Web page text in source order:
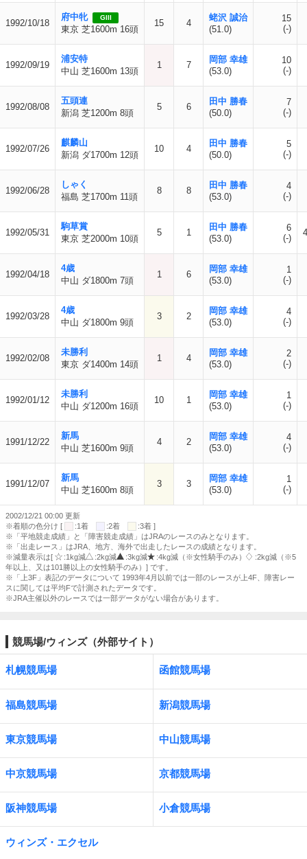
1992/10/18
府中牝 GIII
東京 芝1600m 16頭
15 4
蛯沢 誠治
(51.0)
15
(-)
1992/09/19
浦安特
中山 芝1600m 13頭
1 7
岡部 幸雄
(53.0)
10
(-)
1992/08/08
五頭連
新潟 芝1200m 8頭
5 6
田中 勝春
(50.0)
7
(-)
1992/07/26
麒麟山
新潟 ダ1700m 12頭
10 4
田中 勝春
(50.0)
5
(-)
1992/06/28
しゃく
福島 芝1700m 11頭
8 8
田中 勝春
(53.0)
4
(-)
1992/05/31
駒草賞
東京 芝2000m 10頭
5 1
田中 勝春
(53.0)
6
(-)
1992/04/18
4歳
中山 ダ1800m 7頭
1 6
岡部 幸雄
(53.0)
1
(-)
1992/03/28
4歳
中山 ダ1800m 9頭
3 2
岡部 幸雄
(53.0)
4
(-)
1992/02/08
未勝利
東京 ダ1400m 14頭
1 4
岡部 幸雄
(53.0)
2
(-)
1992/01/12
未勝利
中山 ダ1200m 16頭
10 1
岡部 幸雄
(53.0)
1
(-)
1991/12/22
新馬
中山 芝1600m 9頭
4 2
岡部 幸雄
(53.0)
4
(-)
1991/12/07
新馬
中山 芝1600m 8頭
3 3
岡部 幸雄
(53.0)
1
(-)
2002/12/21 00:00 更新
※着順の色分け [
:1着 :2着
:3着 ]
※「平地競走成績」と「障害競走成績」はJRAのレースのみとなります。
※「出走レース」はJRA、地方、海外で出走したレースの成績となります。
※減量表示は[
:1kg減 :2kg減 :3kg減 :4kg減（※女性騎手のみ）
:2kg減（※5
年以上、又は101勝以上の女性騎手のみ）] です。
※「上3F」表記のデータについて 1993年4月以前では一部のレースが上4F、障害レー
スに関しては平均Fで計測されたデータです。
※JRA主催以外のレースでは一部データがない場合があります。
競馬場/ウィンズ（外部サイト）
札幌競馬場 函館競馬場
福島競馬場 新潟競馬場
東京競馬場 中山競馬場
中京競馬場 京都競馬場
阪神競馬場 小倉競馬場
ウィンズ・エクセル